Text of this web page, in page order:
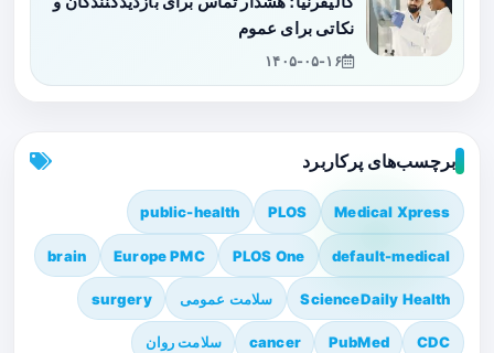
نکاتی برای عموم
۱۴۰۵-۰۵-۱۶
برچسب‌های پرکاربرد
Medical Xpress
PLOS
public-health
default-medical
PLOS One
Europe PMC
brain
ScienceDaily Health سلامت عمومی surgery
CDC
PubMed
cancer سلامت روان